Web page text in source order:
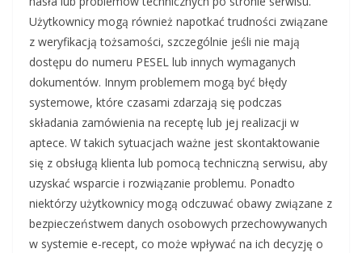
Użytkownicy mogą również napotkać trudności związane
z weryfikacją tożsamości, szczególnie jeśli nie mają
dostępu do numeru PESEL lub innych wymaganych
dokumentów. Innym problemem mogą być błędy
systemowe, które czasami zdarzają się podczas
składania zamówienia na receptę lub jej realizacji w
aptece. W takich sytuacjach ważne jest skontaktowanie
się z obsługą klienta lub pomocą techniczną serwisu, aby
uzyskać wsparcie i rozwiązanie problemu. Ponadto
niektórzy użytkownicy mogą odczuwać obawy związane z
bezpieczeństwem danych osobowych przechowywanych
w systemie e-recept, co może wpływać na ich decyzję o